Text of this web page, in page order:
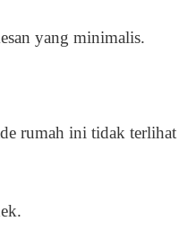
yang minimalis.
rumah ini tidak terlihat